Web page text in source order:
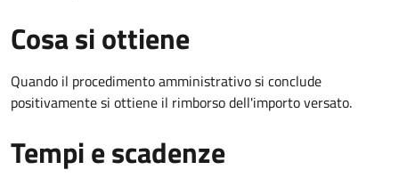
Cosa si ottiene
Quando il procedimento amministrativo si conclude
positivamente si ottiene il rimborso dell'importo versato.
Tempi e scadenze